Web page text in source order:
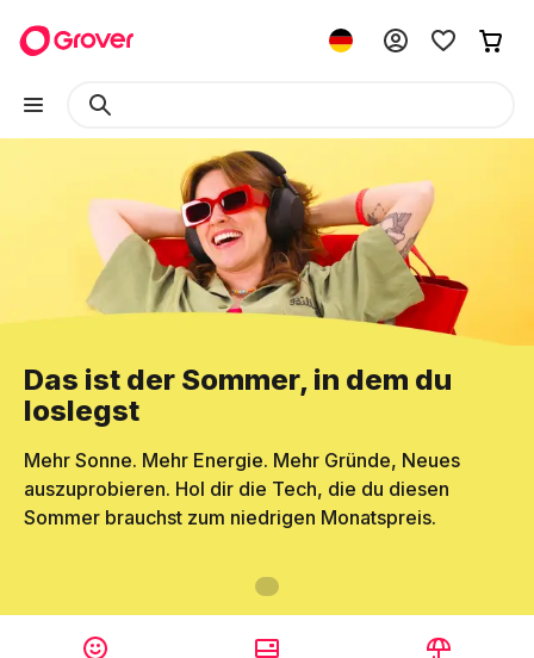
Das ist der Sommer, in dem du
loslegst
Mehr Sonne. Mehr Energie. Mehr Gründe, Neues
auszuprobieren. Hol dir die Tech, die du diesen
Sommer brauchst zum niedrigen Monatspreis.